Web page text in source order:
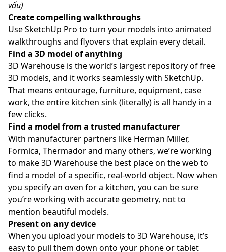
vấu)
Create compelling walkthroughs
Use SketchUp Pro to turn your models into animated
walkthroughs and flyovers that explain every detail.
Find a 3D model of anything
3D Warehouse is the world’s largest repository of free
3D models, and it works seamlessly with SketchUp.
That means entourage, furniture, equipment, case
work, the entire kitchen sink (literally) is all handy in a
few clicks.
Find a model from a trusted manufacturer
With manufacturer partners like Herman Miller,
Formica, Thermador and many others, we’re working
to make 3D Warehouse the best place on the web to
find a model of a specific, real-world object. Now when
you specify an oven for a kitchen, you can be sure
you’re working with accurate geometry, not to
mention beautiful models.
Present on any device
When you upload your models to 3D Warehouse, it’s
easy to pull them down onto your phone or tablet